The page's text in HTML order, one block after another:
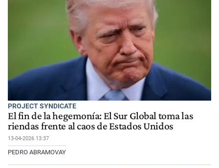
PROJECT SYNDICATE
El fin de la hegemonía: El Sur Global toma las
riendas frente al caos de Estados Unidos
13-04-2026 13:37
PEDRO ABRAMOVAY